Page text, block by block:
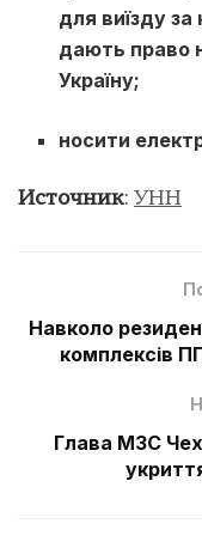
для виїзду
дають право
Україну;
носити
Источник: УНН
Навколо
комплексів
Глава МЗС